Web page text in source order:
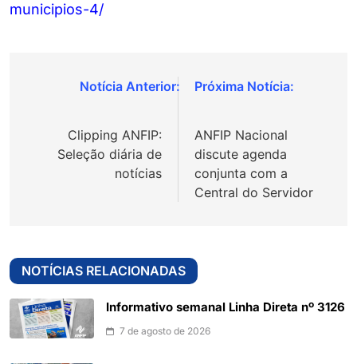
municipios-4/
Navegação
Post
Clipping ANFIP:
Seleção diária de
notícias
ANFIP Nacional
discute agenda
conjunta com a
Central do Servidor
NOTÍCIAS RELACIONADAS
Informativo semanal Linha Direta nº 3126
7 de agosto de 2026